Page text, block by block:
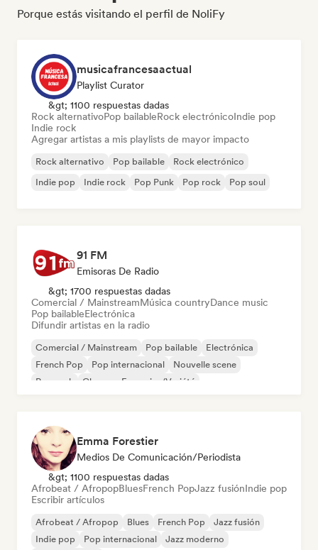
Porque estás visitando el perfil de NoliFy
musicafrancesaactual
Playlist Curator
&gt; 1100 respuestas dadas
Rock alternativoPop bailableRock electrónicoIndie pop
Indie rock
Agregar artistas a mis playlists de mayor impacto
Rock alternativo Pop bailable
Rock electrónico
Indie pop
Indie rock Pop Punk Pop rock Pop soul
91 FM
Emisoras De Radio
&gt; 1700 respuestas dadas
Comercial / MainstreamMúsica countryDance music
Pop bailableElectrónica
Difundir artistas en la radio
Comercial / Mainstream Pop bailable
Electrónica
French Pop
Pop internacional
Nouvelle scene
Pop rock
Chanson Française/Variété
Emma Forestier
Medios De Comunicación/Periodista
&gt; 1100 respuestas dadas
Afrobeat / AfropopBluesFrench PopJazz fusiónIndie pop
Escribir artículos
Afrobeat / Afropop Blues French Pop
Jazz fusión
Indie pop
Pop internacional
Jazz moderno